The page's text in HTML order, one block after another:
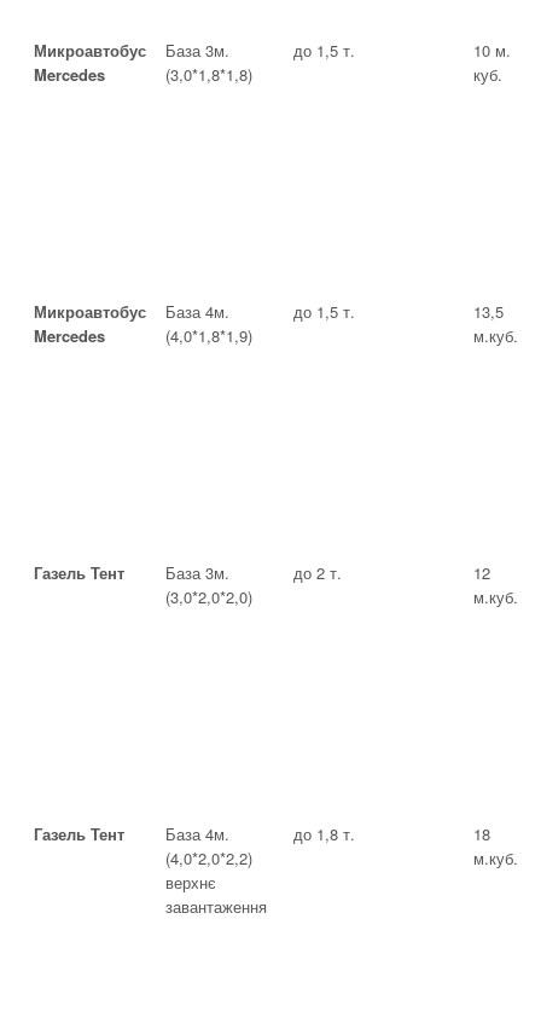
Микроавтобус
Mercedes
База 3м.
(3,0*1,8*1,8)
до 1,5 т.
10 м.
куб.
Микроавтобус
Mercedes
База 4м.
(4,0*1,8*1,9)
до 1,5 т.
13,5
м.куб.
Газель Тент
База 3м.
(3,0*2,0*2,0)
до 2 т.
12
м.куб.
Газель Тент
База 4м.
(4,0*2,0*2,2)
верхнє
завантаження
до 1,8 т.
18
м.куб.